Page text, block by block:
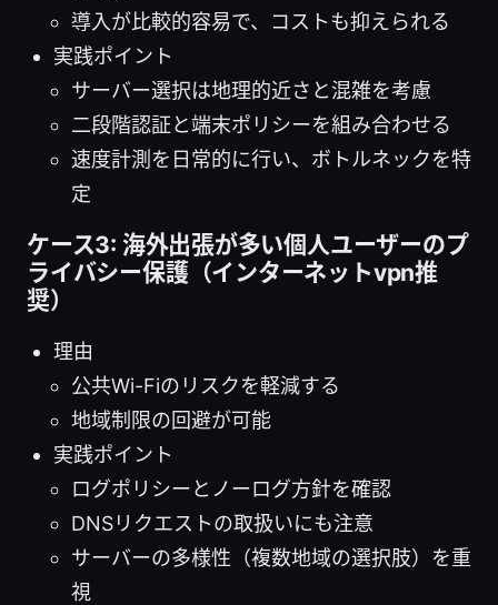
導入が比較的容易で、コストも抑えられる
実践ポイント
サーバー選択は地理的近さと混雑を考慮
二段階認証と端末ポリシーを組み合わせる
速度計測を日常的に行い、ボトルネックを特
定
ケース3: 海外出張が多い個人ユーザーのプ
ライバシー保護（インターネットvpn推
奨）
理由
公共Wi-Fiのリスクを軽減する
地域制限の回避が可能
実践ポイント
ログポリシーとノーログ方針を確認
DNSリクエストの取扱いにも注意
サーバーの多様性（複数地域の選択肢）を重
視